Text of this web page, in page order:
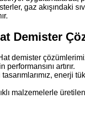
gaz akışındaki
Demister
demister
artırır.
enerji
malzemelerle